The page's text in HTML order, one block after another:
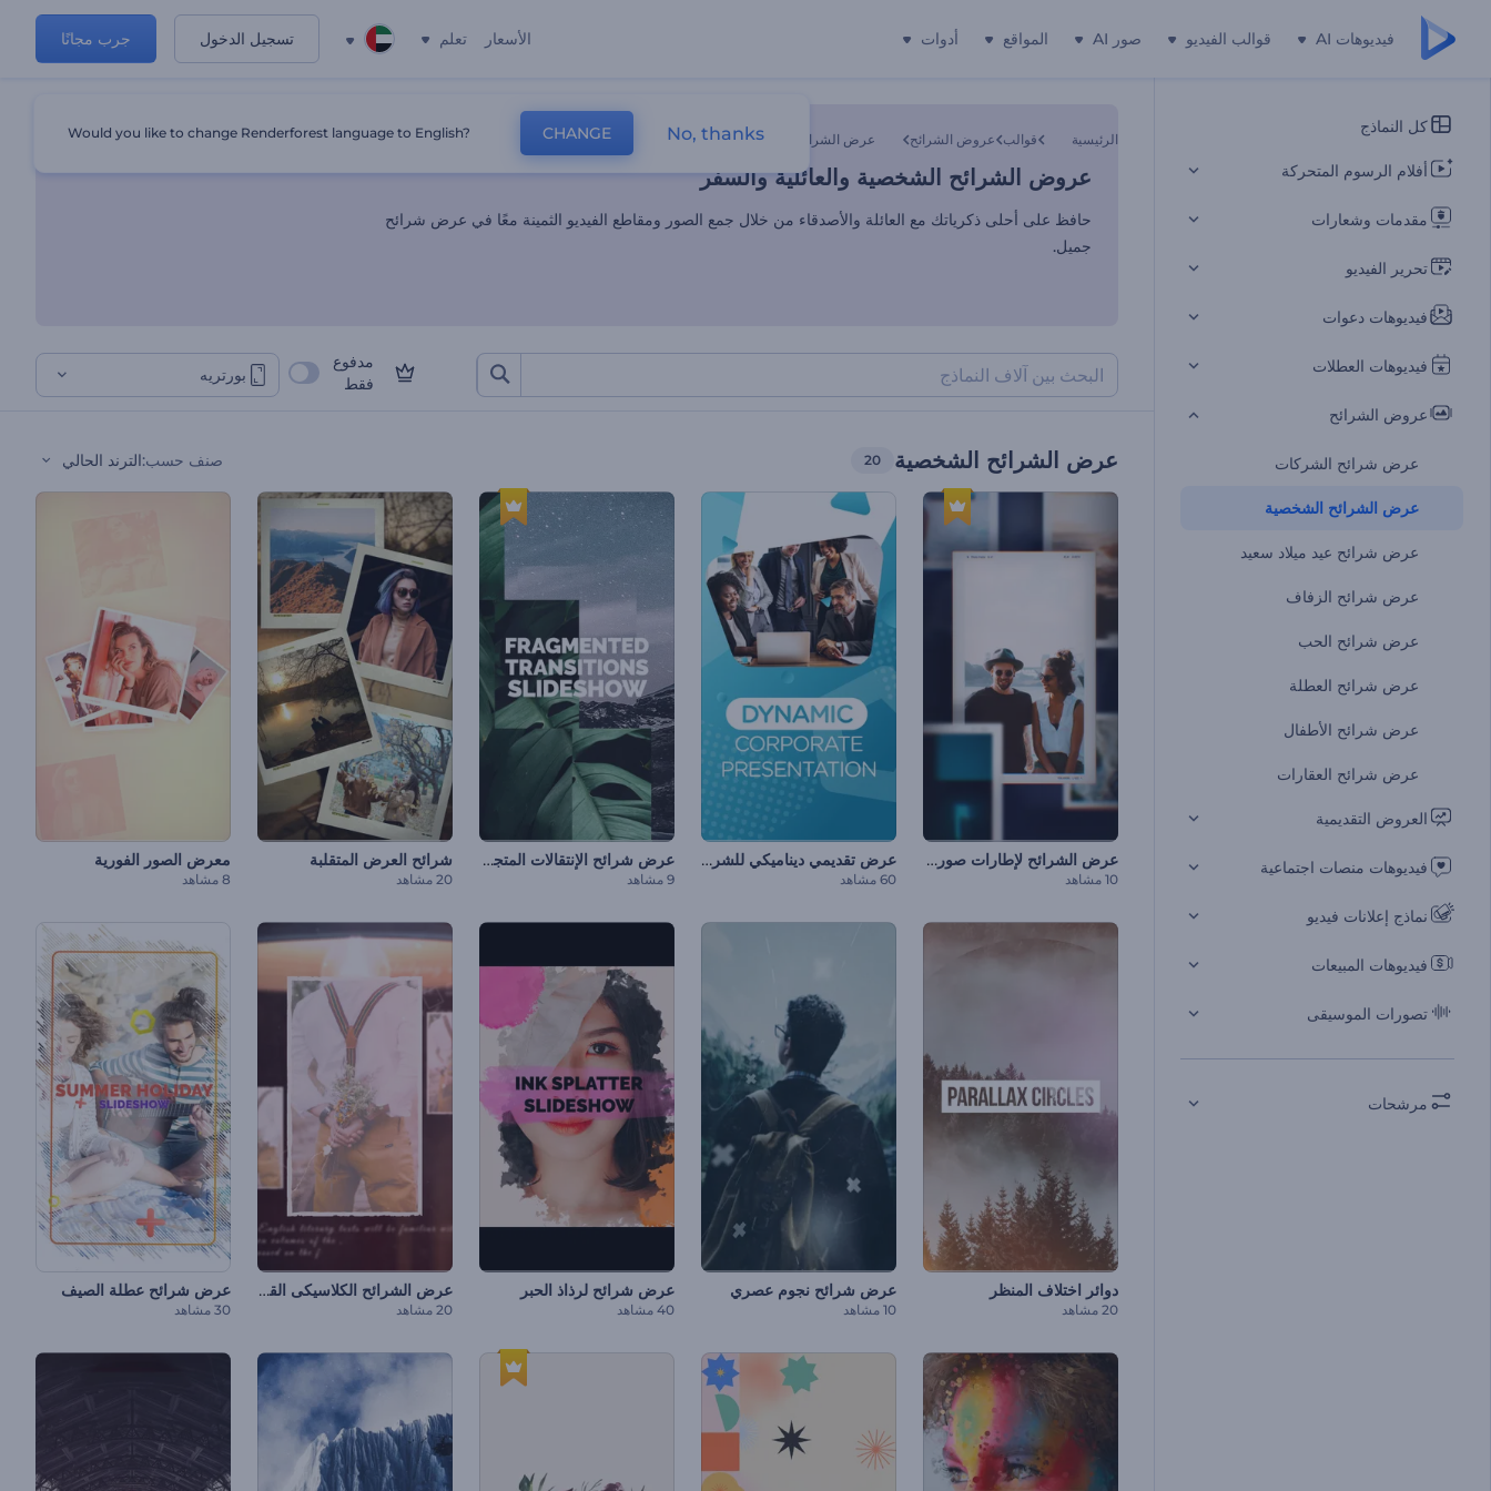
فيديوهات AI قوالب الفيديو صور AI المواقع أدوات الأسعار تعلم تسجيل الدخول جرب مجانًا
كل النماذج
أفلام الرسوم المتحركة
مقدمات وشعارات
تحرير الفيديو
فيديوهات دعوات
فيديوهات العطلات
عروض الشرائح
عرض شرائح الشركات
عرض الشرائح الشخصية
عرض شرائح عيد ميلاد سعيد
عرض شرائح الزفاف
عرض شرائح الحب
عرض شرائح العطلة
عرض شرائح الأطفال
عرض شرائح العقارات
العروض التقديمية
فيديوهات منصات اجتماعية
نماذج إعلانات فيديو
فيديوهات المبيعات
تصورات الموسيقى
مرشحات
عروض الشرائح الشخصية والعائلية والسفر
الرئيسية قوالب عروض الشرائح عرض الشرائح الشخصية
عروض الشرائح الشخصية والعائلية والسفر
حافظ على أحلى ذكرياتك مع العائلة والأصدقاء من خلال جمع الصور ومقاطع الفيديو الثمينة معًا في عرض شرائح
جميل.
مدفوع
فقط
بورتريه
عرض الشرائح الشخصية 20 صنف حسب:الترند الحالي
عرض الشرائح لإطارات صور البولارويد
10 مشاهد
عرض تقديمي ديناميكي للشركات
60 مشاهد
عرض شرائح الإنتقالات المتجزئة
9 مشاهد
شرائح العرض المتقلبة
20 مشاهد
معرض الصور الفورية
8 مشاهد
دوائر اختلاف المنظر
20 مشاهد
عرض شرائح نجوم عصري
10 مشاهد
عرض شرائح لرذاذ الحبر
40 مشاهد
عرض الشرائح الكلاسيكى القديم
20 مشاهد
عرض شرائح عطلة الصيف
30 مشاهد
Would you like to change Renderforest language to English? CHANGE No, thanks